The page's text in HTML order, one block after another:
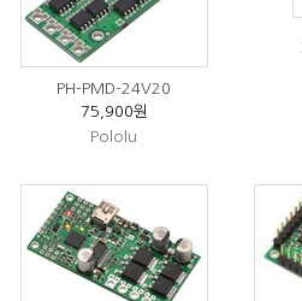
PH-PMD-24V20
75,900원
Pololu